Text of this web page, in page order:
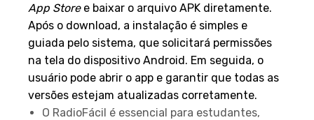
App Storee baixar o arquivo APK diretamente.
Após o download, a instalação é simples e
guiada pelo sistema, que solicitará permissões
na tela do dispositivo Android. Em seguida, o
usuário pode abrir o app e garantir que todas as
versões estejam atualizadas corretamente.
O RadioFácil é essencial para estudantes,